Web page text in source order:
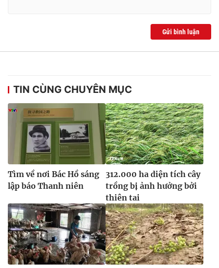
® Cấm sao chép dưới mọi hình thức nếu không có sự chấp
thuận bằng văn bản. Ghi rõ nguồn VTV.vn khi phát hành lại
Gửi bình luận
TIN CÙNG CHUYÊN MỤC
Tìm về nơi Bác Hồ sáng
lập báo Thanh niên
312.000 ha diện tích cây
trồng bị ảnh hưởng bởi
thiên tai